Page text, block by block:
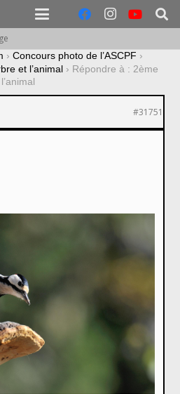
› Concours photo de l’ASCPF ›
et l’animal › Répondre à : 2ème
#31751